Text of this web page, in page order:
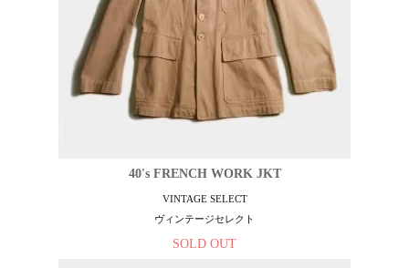
40's FRENCH WORK JKT
VINTAGE SELECT
ヴィンテージセレクト
SOLD OUT